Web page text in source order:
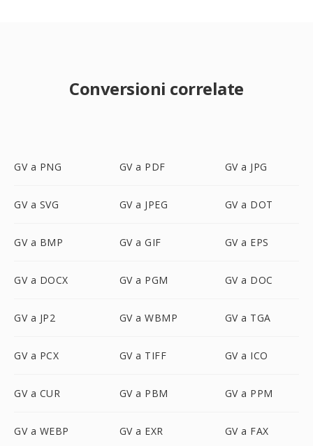
Conversioni correlate
GV a PNG GV a PDF GV a JPG
GV a SVG GV a JPEG GV a DOT
GV a BMP GV a GIF GV a EPS
GV a DOCX GV a PGM GV a DOC
GV a JP2 GV a WBMP GV a TGA
GV a PCX GV a TIFF GV a ICO
GV a CUR GV a PBM GV a PPM
GV a WEBP GV a EXR GV a FAX